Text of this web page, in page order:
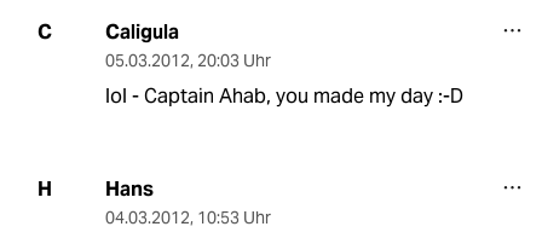
C Caligula
05.03.2012, 20:03 Uhr
lol - Captain Ahab, you made my day :-D
H Hans
04.03.2012, 10:53 Uhr